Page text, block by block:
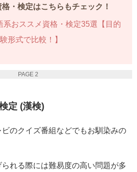
・検定はこちらもチェック！
系おススメ資格・検定35選【目的
形式で比較！】
PAGE 2
定 (漢検)
のクイズ番組などでもお馴染みの
れる際には難易度の高い問題が多